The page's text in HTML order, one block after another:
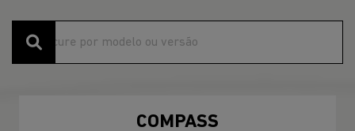
COMPASS